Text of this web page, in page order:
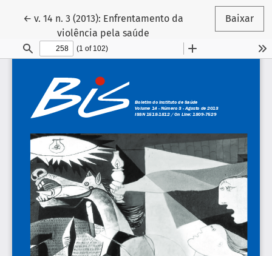
←Voltar aos Detalhes do Artigo
v. 14 n. 3 (2013): Enfrentamento da
violência pela saúde
Baixar